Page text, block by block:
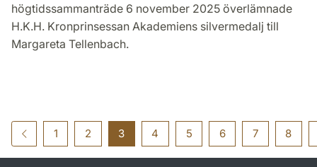
högtidssammanträde 6 november 2025 överlämnade
H.K.H. Kronprinsessan Akademiens silvermedalj till
Margareta Tellenbach.
1 2 3 4 5 6 7 8